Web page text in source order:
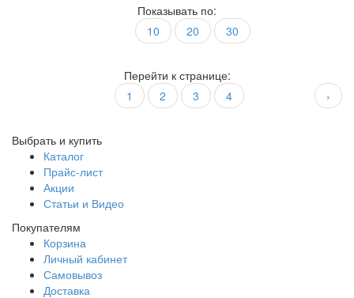
Показывать по:
10
20 30
Перейти к странице:
1
2 3 ›
4
Выбрать и купить
Каталог
Прайс-лист
Акции
Статьи и Видео
Покупателям
Корзина
Личный кабинет
Самовывоз
Доставка